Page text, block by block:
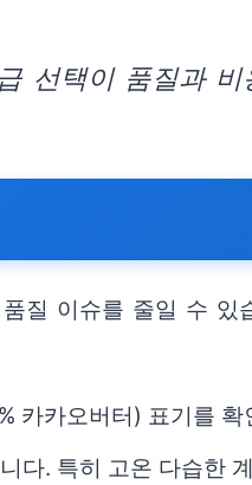
선택이 품질과
질 이슈를 줄일 수
카카오버터) 표기를 확
다. 특히 고온 다습한